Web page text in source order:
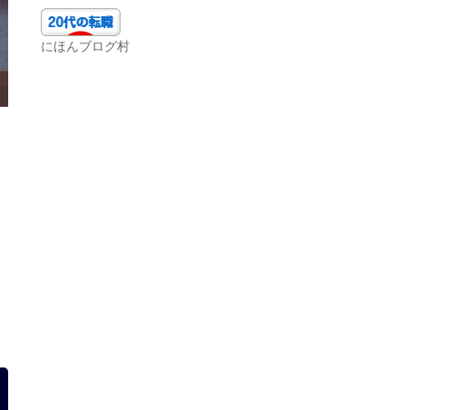
にほんブログ村